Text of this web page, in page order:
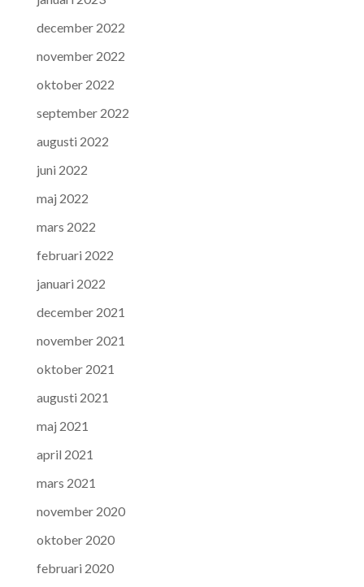
december 2022
november 2022
oktober 2022
september 2022
augusti 2022
juni 2022
maj 2022
mars 2022
februari 2022
januari 2022
december 2021
november 2021
oktober 2021
augusti 2021
maj 2021
april 2021
mars 2021
november 2020
oktober 2020
februari 2020